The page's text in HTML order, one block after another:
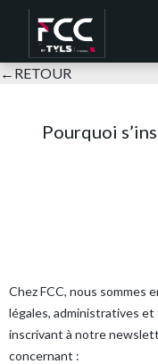
← RETOUR
Parole à nos
Nos expertises
Pourquoi
Chez FCC, nous sommes
légales, administratives et
inscrivant à notre
concernant :